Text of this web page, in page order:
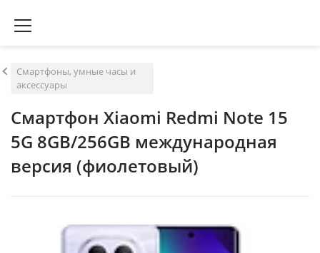
Смартфоны, умные часы и
аксессуары
Смартфон Xiaomi Redmi Note 15
5G 8GB/256GB международная
версия (фиолетовый)